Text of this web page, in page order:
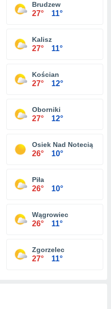
Brudzew
27° 11°
Kalisz
27° 11°
Kościan
27° 12°
Oborniki
27° 12°
Osiek Nad Notecią
26° 10°
Piła
26° 10°
Wągrowiec
26° 11°
Zgorzelec
27° 11°